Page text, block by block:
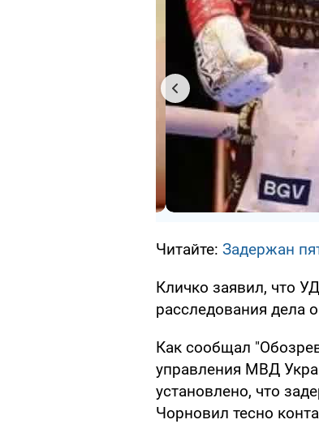
Читайте: Задержан
Кличко заявил, что
расследования дела
Как сообщал
управления МВД
установлено, что
Чорновил тесно